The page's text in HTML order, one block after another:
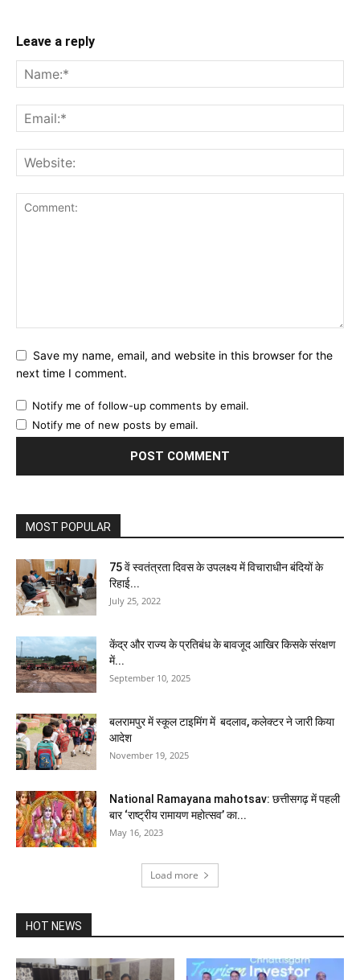
Leave a reply
Save my name, email, and website in this browser for the
next time I comment.
Notify me of follow-up comments by email.
Notify me of new posts by email.
MOST POPULAR
75 वें स्वतंत्रता दिवस के उपलक्ष्य में विचाराधीन बंदियों के
रिहाई...
July 25, 2022
केंद्र और राज्य के प्रतिबंध के बावजूद आखिर किसके संरक्षण
में...
September 10, 2025
बलरामपुर में स्कूल टाइमिंग में बदलाव, कलेक्टर ने जारी किया
आदेश
November 19, 2025
National Ramayana mahotsav: छत्तीसगढ़ में पहली
बार ‘राष्ट्रीय रामायण महोत्सव’ का...
May 16, 2023
Load more
HOT NEWS